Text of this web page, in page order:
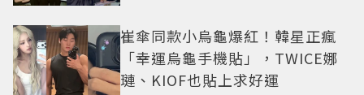
崔傘同款小烏龜爆紅！韓星正瘋
「幸運烏龜手機貼」，TWICE娜
璉、KIOF也貼上求好運